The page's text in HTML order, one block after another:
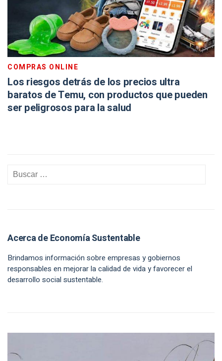
COMPRAS ONLINE
Los riesgos detrás de los precios ultra
baratos de Temu, con productos que pueden
ser peligrosos para la salud
Acerca de Economía Sustentable
Brindamos información sobre empresas y gobiernos
responsables en mejorar la calidad de vida y favorecer el
desarrollo social sustentable.